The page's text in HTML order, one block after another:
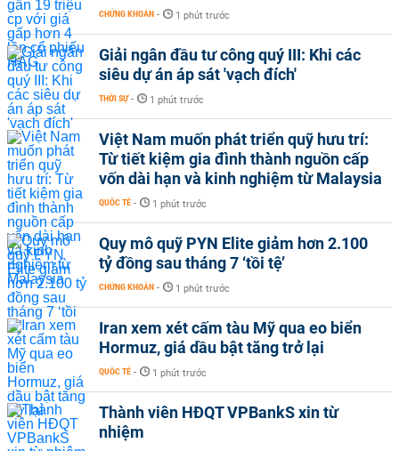
CHỨNG KHOÁN - 1 phút trước
Giải ngân đầu tư công quý III: Khi các
siêu dự án áp sát 'vạch đích'
THỜI SỰ - 1 phút trước
Việt Nam muốn phát triển quỹ hưu trí:
Từ tiết kiệm gia đình thành nguồn cấp
vốn dài hạn và kinh nghiệm từ Malaysia
QUỐC TẾ - 1 phút trước
Quy mô quỹ PYN Elite giảm hơn 2.100
tỷ đồng sau tháng 7 ‘tồi tệ’
CHỨNG KHOÁN - 1 phút trước
Iran xem xét cấm tàu Mỹ qua eo biển
Hormuz, giá dầu bật tăng trở lại
QUỐC TẾ - 1 phút trước
Thành viên HĐQT VPBankS xin từ
nhiệm